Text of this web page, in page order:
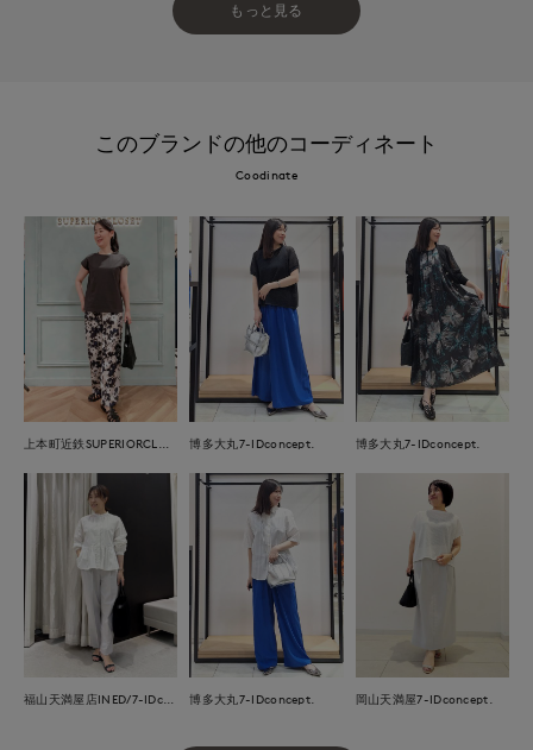
もっと見る
このブランドの他のコーディネート
Coodinate
博多大丸7-IDconcept. 博多大丸7-IDconcept.
博多大丸7-IDconcept. 岡山天満屋7-IDconcept.